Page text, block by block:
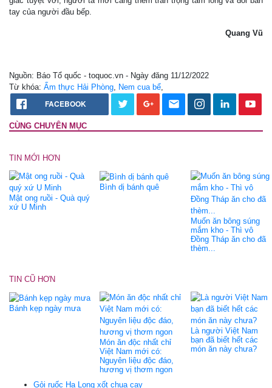
tay của người đầu bếp.
Quang Vũ
Nguồn: Báo Tổ quốc - toquoc.vn - Ngày đăng 11/12/2022
Từ khóa: Ẩm thực Hải Phòng Nem cua bể
FACEBOOK
CÙNG CHUYÊN MỤC
TIN MỚI HƠN
Mật ong ruồi - Quà quý
xứ U Minh
Bình dị bánh quê
Muốn ăn bông súng
mắm kho - Thì vô
Đồng Tháp ăn cho đã
thèm...
TIN CŨ HƠN
Bánh kẹp ngày mưa
Món ăn độc nhất chỉ
Việt Nam mới có:
Nguyên liệu độc đáo,
hương vị thơm ngon
Là người Việt Nam
bạn đã biết hết các
món ăn này chưa?
Gỏi ruốc Hạ Long xốt chua cay